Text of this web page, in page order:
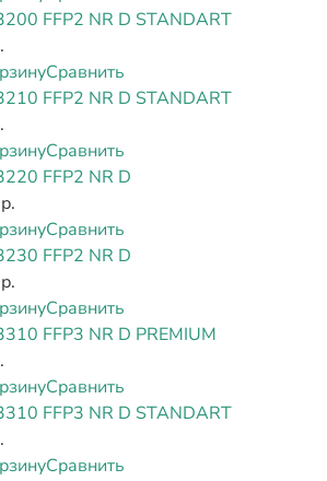
FFP2 NR D STANDART
Сравнить
FFP2 NR D STANDART
Сравнить
FFP2 NR D
Сравнить
FFP2 NR D
Сравнить
FFP3 NR D PREMIUM
Сравнить
FFP3 NR D STANDART
Сравнить